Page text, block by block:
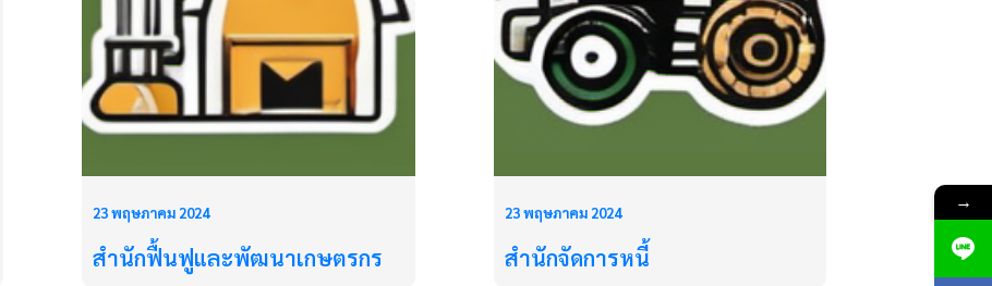
23 พฤษภาคม 2024
สำนักฟื้นฟูและพัฒนาเกษตรกร
23 พฤษภาคม 2024
สำนักจัดการหนี้
→